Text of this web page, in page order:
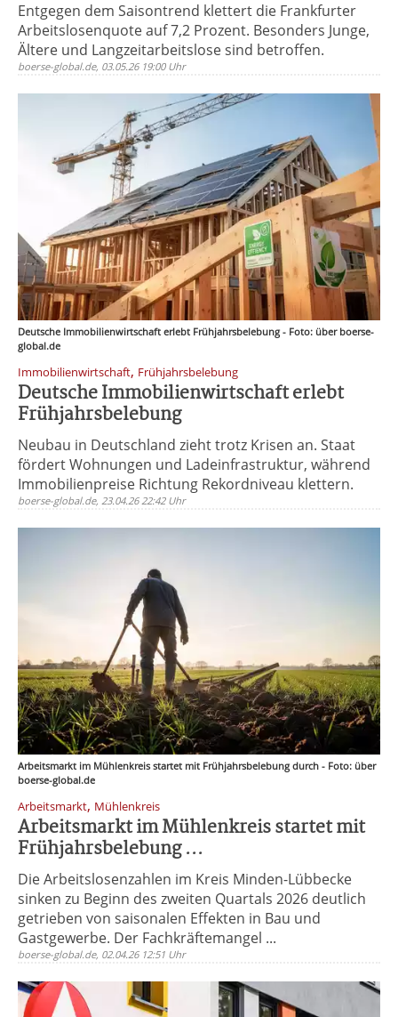
Entgegen dem Saisontrend klettert die Frankfurter
Arbeitslosenquote auf 7,2 Prozent. Besonders Junge,
Ältere und Langzeitarbeitslose sind betroffen.
boerse-global.de, 03.05.26 19:00 Uhr
Deutsche Immobilienwirtschaft erlebt Frühjahrsbelebung - Foto: über boerse-
global.de
Immobilienwirtschaft, Frühjahrsbelebung
Deutsche Immobilienwirtschaft erlebt
Frühjahrsbelebung
Neubau in Deutschland zieht trotz Krisen an. Staat
fördert Wohnungen und Ladeinfrastruktur, während
Immobilienpreise Richtung Rekordniveau klettern.
boerse-global.de, 23.04.26 22:42 Uhr
Arbeitsmarkt im Mühlenkreis startet mit Frühjahrsbelebung durch - Foto: über
boerse-global.de
Arbeitsmarkt, Mühlenkreis
Arbeitsmarkt im Mühlenkreis startet mit
Frühjahrsbelebung ...
Die Arbeitslosenzahlen im Kreis Minden-Lübbecke
sinken zu Beginn des zweiten Quartals 2026 deutlich
getrieben von saisonalen Effekten in Bau und
Gastgewerbe. Der Fachkräftemangel ...
boerse-global.de, 02.04.26 12:51 Uhr